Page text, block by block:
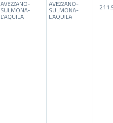
AVEZZANO-
SULMONA-
L'AQUILA
AVEZZANO-
SULMONA-
L'AQUILA